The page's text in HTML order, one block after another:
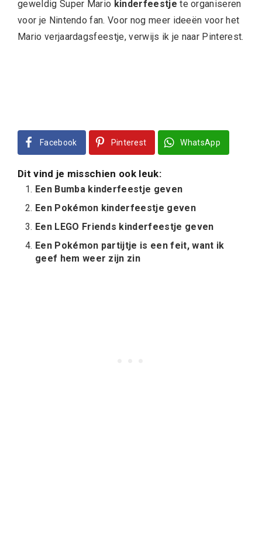
geweldig Super Mario kinderfeestje te organiseren
voor je Nintendo fan. Voor nog meer ideeën voor het
Mario verjaardagsfeestje, verwijs ik je naar Pinterest.
Facebook Pinterest WhatsApp
Dit vind je misschien ook leuk:
Een Bumba kinderfeestje geven
Een Pokémon kinderfeestje geven
Een LEGO Friends kinderfeestje geven
Een Pokémon partijtje is een feit, want ik
geef hem weer zijn zin